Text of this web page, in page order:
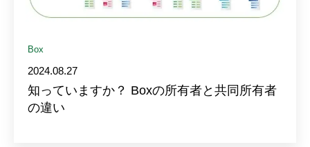
Box
2024.08.27
知っていますか？ Boxの所有者と共同所有者
の違い